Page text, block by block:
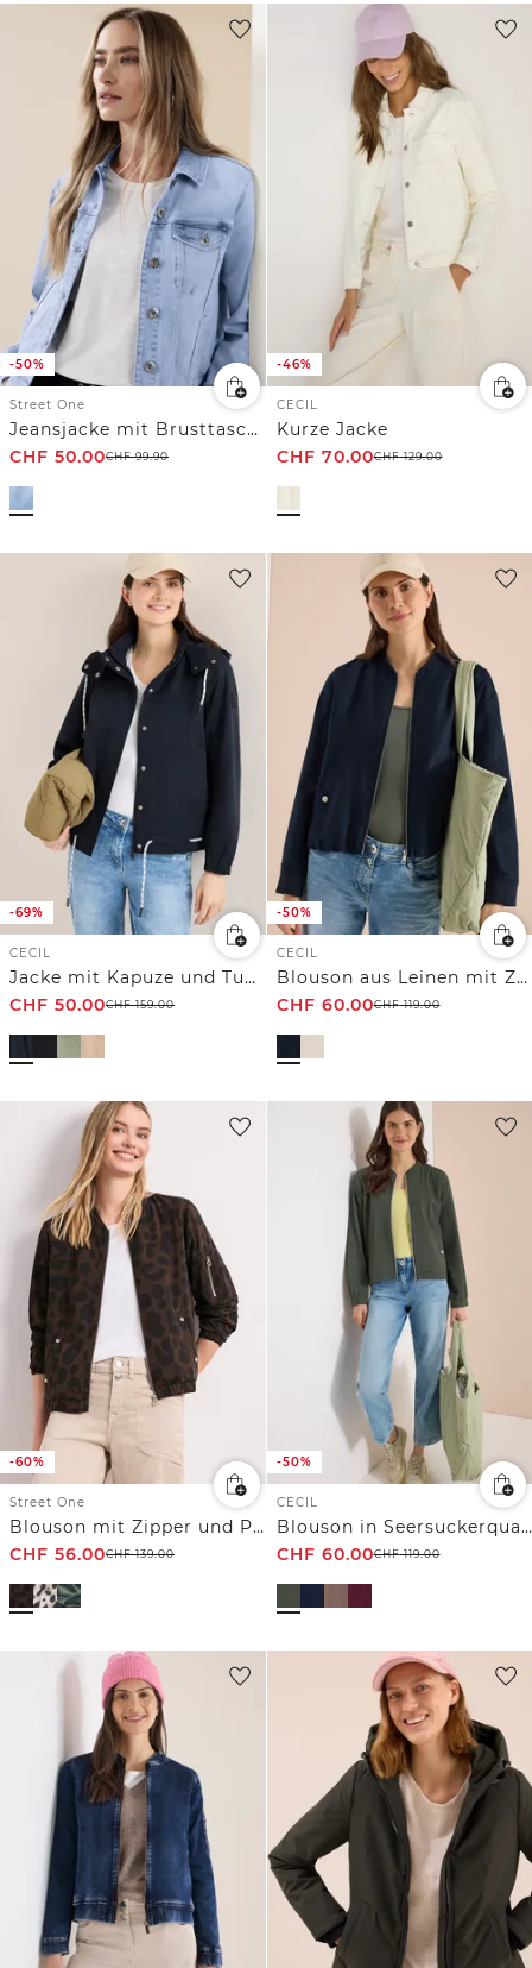
-50%
Street One
Jeansjacke mit Brusttaschen und Knöpfen
CHF 50.00CHF99.90
-46%
CECIL
Kurze Jacke
CHF 70.00CHF129.00
-69%
CECIL
Jacke mit Kapuze und Tunnelzug
CHF 50.00CHF159.00
-50%
CECIL
Blouson aus Leinen mit Zipper
CHF 60.00CHF119.00
-60%
Street One
Blouson mit Zipper und Print
CHF 56.00CHF139.00
-50%
CECIL
Blouson in Seersuckerqualität mit Zipper
CHF 60.00CHF119.00